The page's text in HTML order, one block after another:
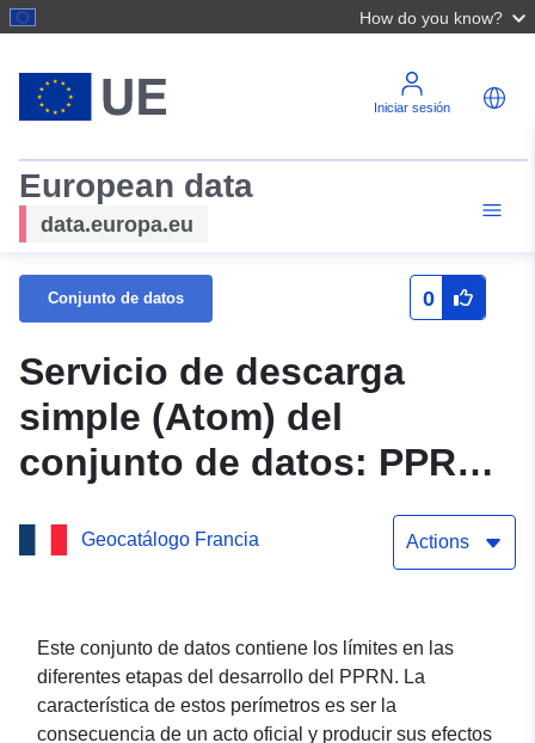
How do you know?
Iniciar sesión
European data
data.europa.eu
Conjunto de datos 0
Servicio de descarga
simple (Atom) del
conjunto de datos: PPR
NAY (64DDTM20000007) —
Perímetro del Plan de
Inundaciones Nay (PPRN-
PPRI) (64417),
Geocatálogo Francia Actions
Este conjunto de datos contiene los límites en las
diferentes etapas del desarrollo del PPRN. La
característica de estos perímetros es ser la
consecuencia de un acto oficial y producir sus efectos